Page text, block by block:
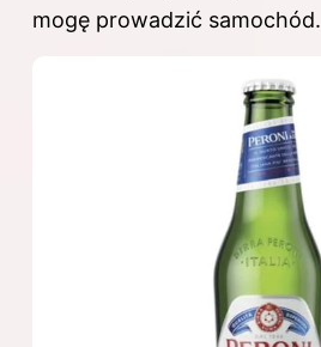
mogę prowadzić samochód.